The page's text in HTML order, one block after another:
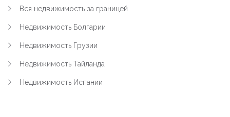
Вся недвижимость за границей
Недвижимость Болгарии
Недвижимость Грузии
Недвижимость Тайланда
Недвижимость Испании